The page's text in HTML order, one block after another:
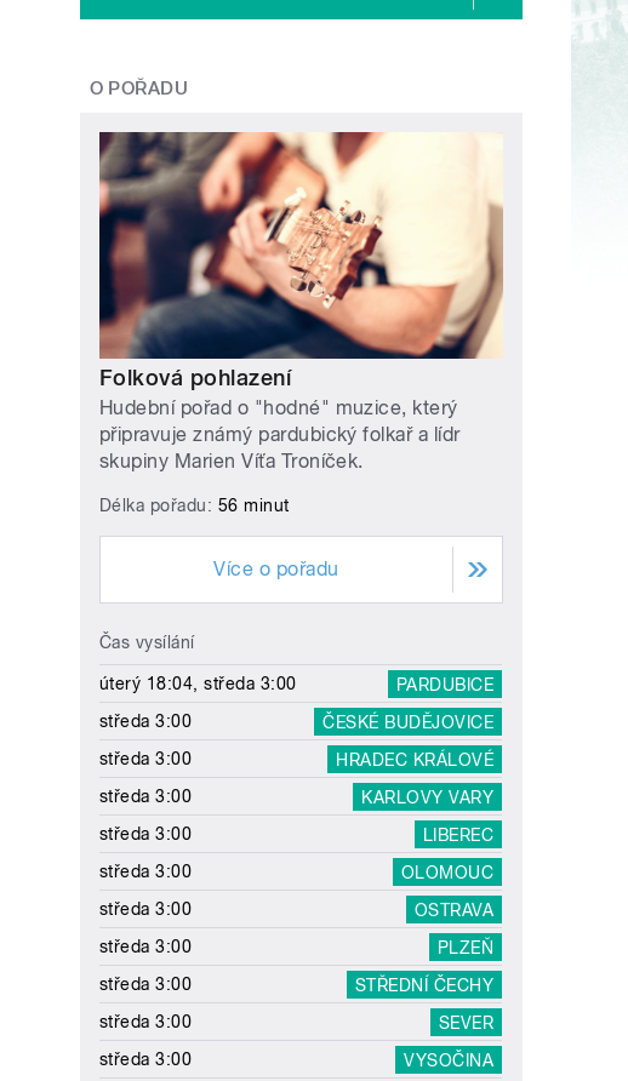
O POŘADU
Folková pohlazení
Hudební pořad o "hodné" muzice, který
připravuje známý pardubický folkař a lídr
skupiny Marien Víťa Troníček.
Délka pořadu: 56 minut
Více o pořadu
Čas vysílání
úterý 18:04, středa 3:00
PARDUBICE
středa 3:00
ČESKÉ BUDĚJOVICE
středa 3:00
HRADEC KRÁLOVÉ
středa 3:00
KARLOVY VARY
středa 3:00
LIBEREC
středa 3:00
OLOMOUC
středa 3:00
OSTRAVA
středa 3:00
PLZEŇ
středa 3:00
STŘEDNÍ ČECHY
středa 3:00
SEVER
středa 3:00
VYSOČINA